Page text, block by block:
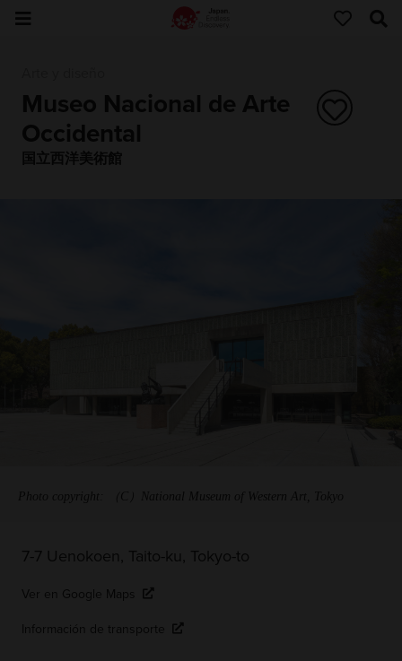
Museo Nacional de Arte
Occidental
国立西洋美術館
Photo copyright: （C）National Museum of Western Art, Tokyo
7-7 Uenokoen, Taito-ku, Tokyo-to
Ver en Google Maps
Información de transporte